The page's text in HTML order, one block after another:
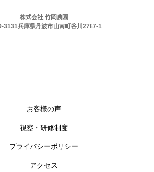
株式会社 竹岡農園
3131兵庫県丹波市山南町谷川2787-1
お客様の声
視察・研修制度
プライバシーポリシー
アクセス